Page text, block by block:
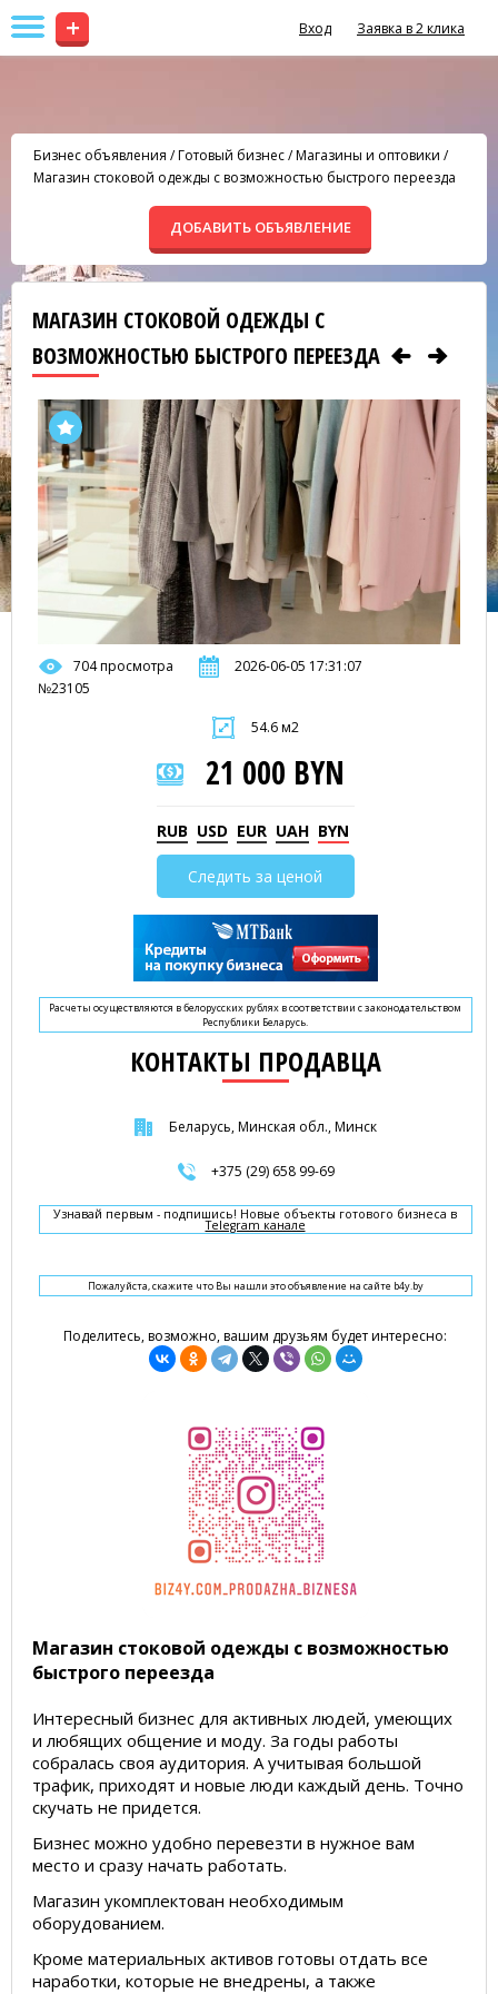
+ Вход Заявка в 2 клика
Бизнес объявления /Готовый бизнес/Магазины и оптовики /
Магазин стоковой одежды с возможностью быстрого переезда
ДОБАВИТЬ ОБЪЯВЛЕНИЕ
МАГАЗИН СТОКОВОЙ ОДЕЖДЫ С
ВОЗМОЖНОСТЬЮ БЫСТРОГО ПЕРЕЕЗДА
704 просмотра
2026-06-05 17:31:07
№23105
54.6 м2
21 000 BYN
RUB USD EUR UAH BYN
Следить за ценой
Расчеты осуществляются в белорусских рублях в соответствии с законодательством
Республики Беларусь.
КОНТАКТЫ ПРОДАВЦА
Беларусь, Минская обл., Минск
+375 (29) 658 99-69
Узнавай первым - подпишись! Новые объекты готового бизнеса в
Telegram канале
Пожалуйста, скажите что Вы нашли это объявление на сайте b4y.by
Поделитесь, возможно, вашим друзьям будет интересно:
Магазин стоковой одежды с возможностью
быстрого переезда
Интересный бизнес для активных людей, умеющих
и любящих общение и моду. За годы работы
собралась своя аудитория. А учитывая большой
трафик, приходят и новые люди каждый день. Точно
скучать не придется.
Бизнес можно удобно перевезти в нужное вам
место и сразу начать работать.
Магазин укомплектован необходимым
оборудованием.
Кроме материальных активов готовы отдать все
наработки, которые не внедрены, а также